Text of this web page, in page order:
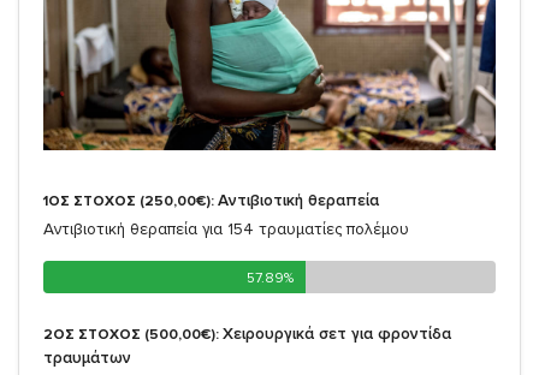
1ΟΣ ΣΤΟΧΟΣ (250,00€): Αντιβιοτική θεραπεία
Αντιβιοτική θεραπεία για 154 τραυματίες πολέμου
57.89%
57.89%
2ΟΣ ΣΤΟΧΟΣ (500,00€): Χειρουργικά σετ για φροντίδα
τραυμάτων